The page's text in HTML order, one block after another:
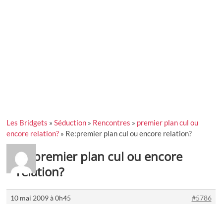
Les Bridgets »Séduction » Rencontres » premier plan cul ou
encore relation? » Re:premier plan cul ou encore relation?
Re:premier plan cul ou encore
relation?
10 mai 2009 à 0h45
#5786